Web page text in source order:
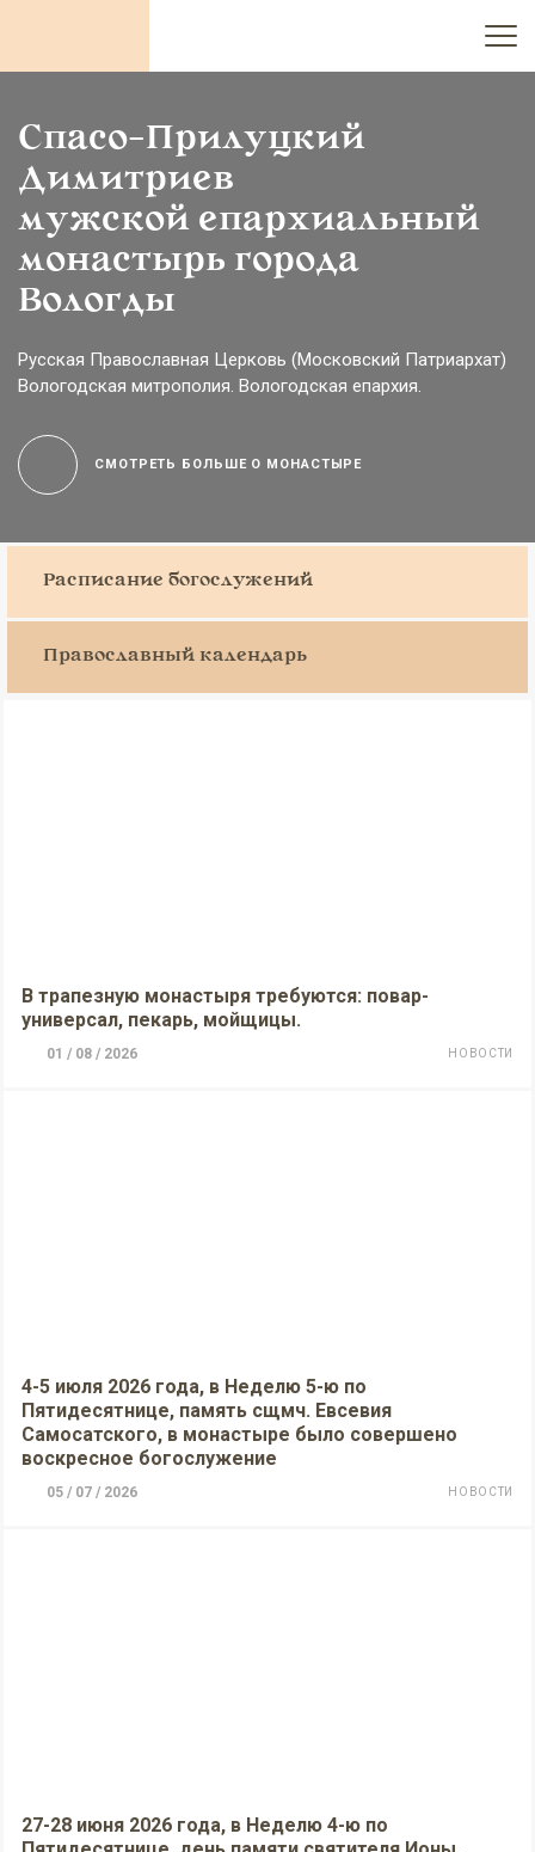
Спасо-Прилуцкий
Димитриев
мужской епархиальный
монастырь города
Вологды
Русская Православная Церковь (Московский Патриархат)
Вологодская митрополия. Вологодская епархия.
СМОТРЕТЬ БОЛЬШЕ О МОНАСТЫРЕ
В трапезную монастыря требуются: повар-
универсал, пекарь, мойщицы.
01 / 08 / 2026 НОВОСТИ
4-5 июля 2026 года, в Неделю 5-ю по
Пятидесятнице, память сщмч. Евсевия
Самосатского, в монастыре было совершено
воскресное богослужение
05 / 07 / 2026 НОВОСТИ
27-28 июня 2026 года, в Неделю 4-ю по
Расписание богослужений
Православный календарь